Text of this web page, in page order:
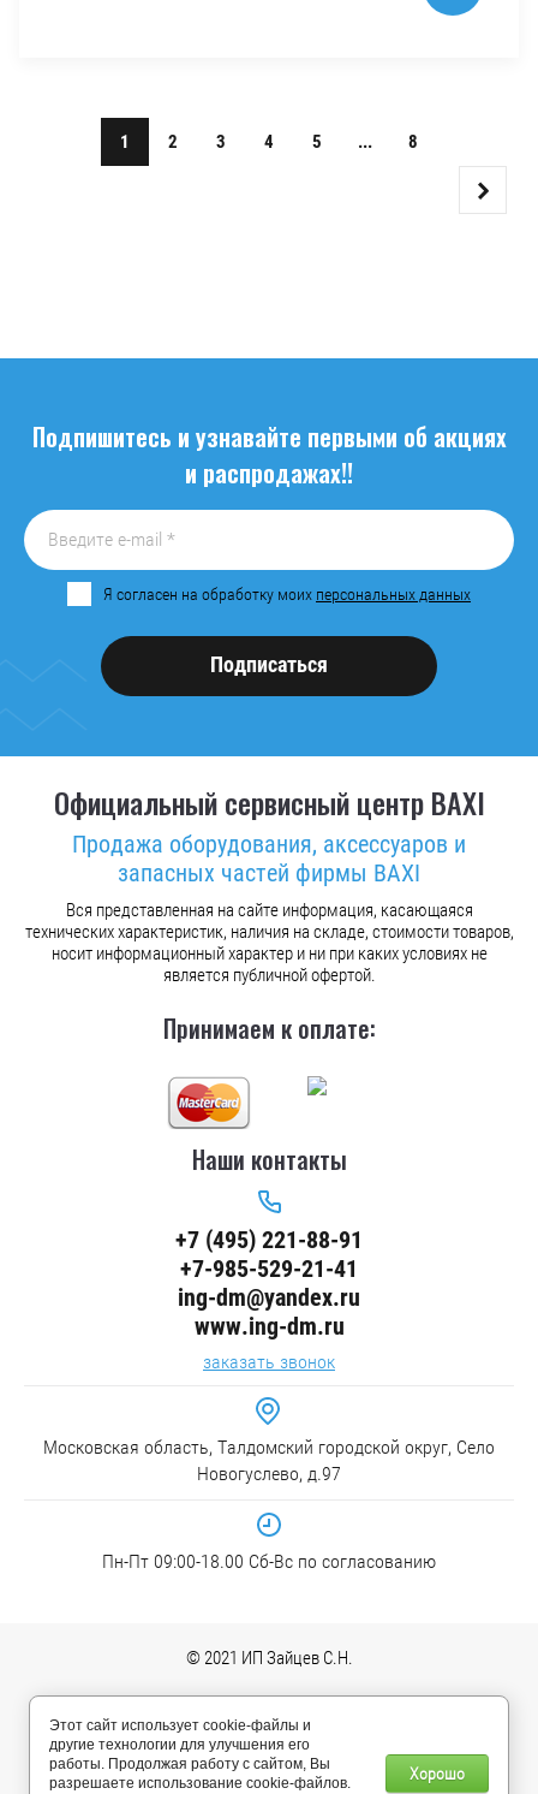
1 2 3 4 5 ... 8
Подпишитесь и узнавайте первыми об акциях
и распродажах!!
Я согласен на обработку моих персональных данных
Подписаться
Официальный сервисный центр BAXI
Продажа оборудования, аксессуаров и
запасных частей фирмы BAXI
Вся представленная на сайте информация, касающаяся
технических характеристик, наличия на складе, стоимости товаров,
носит информационный характер и ни при каких условиях не
является публичной офертой.
Принимаем к оплате:
Наши контакты
+7 (495) 221-88-91
+7-985-529-21-41
ing-dm@yandex.ru
www.ing-dm.ru
заказать звонок
Московская область, Талдомский городской округ, Село
Новогуслево, д.97
Пн-Пт 09:00-18.00 Сб-Вс по согласованию
© 2021 ИП Зайцев С.Н.
Этот сайт использует cookie-файлы и
другие технологии для улучшения его
работы. Продолжая работу с сайтом, Вы
разрешаете использование cookie-файлов.
Хорошо